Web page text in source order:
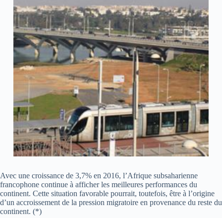
Avec une croissance de 3,7% en 2016, l’Afrique subsaharienne
francophone continue à afficher les meilleures performances du
continent. Cette situation favorable pourrait, toutefois, être à l’origine
d’un accroissement de la pression migratoire en provenance du reste du
continent. (*)